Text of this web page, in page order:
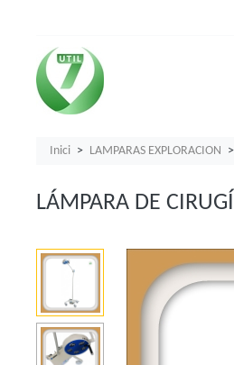
Inici LAMPARAS EXPLORACION
LÁMPARA DE